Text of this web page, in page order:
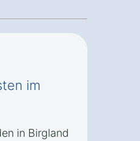
im
in Birgland